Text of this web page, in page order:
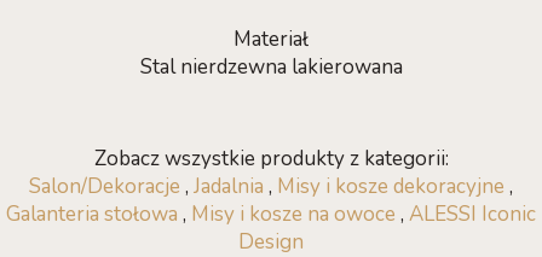
Materiał
Stal nierdzewna lakierowana
Zobacz wszystkie produkty z kategorii:
Salon/Dekoracje , Jadalnia , Misy i kosze dekoracyjne ,
Galanteria stołowa , Misy i kosze na owoce , ALESSI Iconic
Design